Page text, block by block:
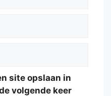
site opslaan in
volgende keer